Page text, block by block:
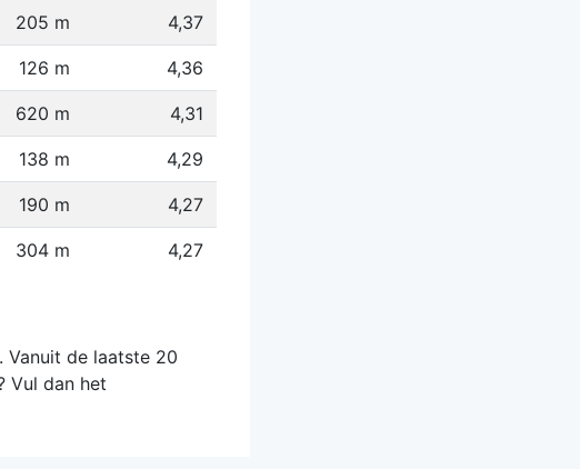
205 m 4,37
126 m 4,36
620 m 4,31
138 m 4,29
190 m 4,27
304 m 4,27
Vanuit de laatste 20
Vul dan het